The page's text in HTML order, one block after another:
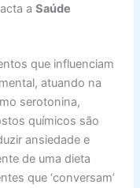
aSaúde
que influenciam
atuando na
serotonina,
químicos são
ansiedade e
de uma dieta
que ‘conversam’